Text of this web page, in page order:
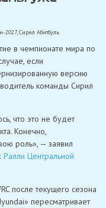
2027,Сирил Абитбуль
в чемпионате мира по
если
версию
команды Сирил
что это не будет
Конечно,
роль», — заявил
Ралли Центральной
после текущего сезона
пересматривает